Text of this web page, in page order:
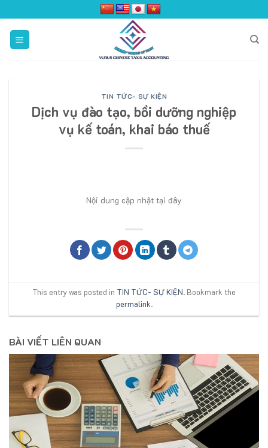
to
content
TIN TỨC- SỰ KIỆN
Dịch vụ đào tạo, bồi dưỡng nghiệp
vụ kế toán, khai báo thuế
Nội dung cập nhật tại đây
This entry was posted in TIN TỨC- SỰ KIỆN. Bookmark the
permalink.
BÀI VIẾT LIÊN QUAN